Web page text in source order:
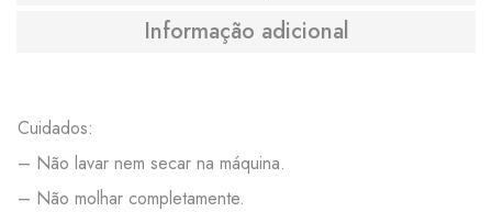
Informação adicional
Cuidados:
– Não lavar nem secar na máquina.
– Não molhar completamente.